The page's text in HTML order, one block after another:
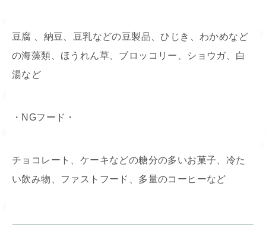
豆腐 、納豆、豆乳などの豆製品、ひじき、わかめなど
の海藻類、ほうれん草、ブロッコリー、ショウガ、白
湯など
・NGフード・
チョコレート、ケーキなどの糖分の多いお菓子、冷た
い飲み物、ファストフード、多量のコーヒーなど